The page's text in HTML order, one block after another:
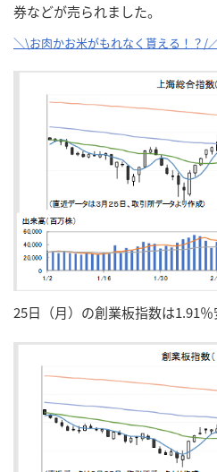
券などが売られました。
＼\お肉かお米がもれなく貰える！
25日（月）の創業板指数は1.91％